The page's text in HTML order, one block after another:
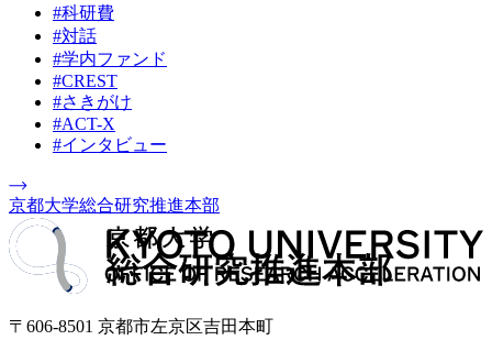
#科研費
#対話
#学内ファンド
#CREST
#さきがけ
#ACT-X
#インタビュー
京都大学総合研究推進本部
〒606-8501 京都市左京区吉田本町